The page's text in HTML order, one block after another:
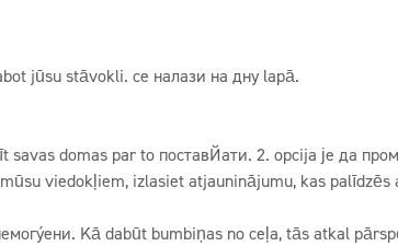
jūsu stāvokli. се налази на дну lapā.
domas par to поставЙати. 2. opcija је да
viedokļiem, izlasiet atjauninājumu, kas
Kā dabūt bumbiņas no ceļa, tās atkal